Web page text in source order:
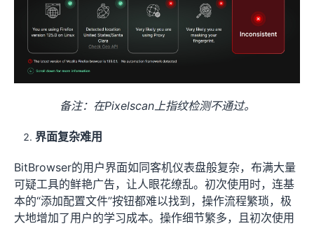
备注：在Pixelscan上指纹检测不通过。
界面复杂难用
BitBrowser的用户界面如同客机仪表盘般复杂，布满大量
可疑工具的鲜艳广告，让人眼花缭乱。初次使用时，连基
本的“添加配置文件”按钮都难以找到，操作流程繁琐，极
大地增加了用户的学习成本。操作细节繁多，且初次使用